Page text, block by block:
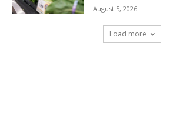
August 5, 2026
Load more